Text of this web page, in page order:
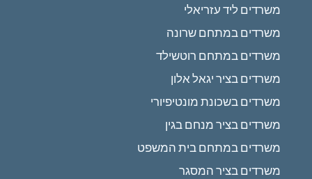
משרדים ליד עזריאלי
משרדים במתחם שרונה
משרדים במתחם רוטשילד
משרדים בציר יגאל אלון
משרדים בשכונת מונטיפיורי
משרדים בציר מנחם בגין
משרדים במתחם בית המשפט
משרדים בציר המסגר